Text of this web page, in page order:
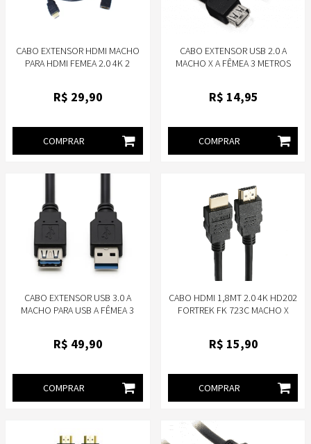
CABO EXTENSOR HDMI MACHO
PARA HDMI FEMEA 2.0 4K 2
R$ 29,90
COMPRAR
CABO EXTENSOR USB 2.0 A
MACHO X A FÊMEA 3 METROS
R$ 14,95
COMPRAR
CABO EXTENSOR USB 3.0 A
MACHO PARA USB A FÊMEA 3
R$ 49,90
COMPRAR
CABO HDMI 1,8MT 2.0 4K HD202
FORTREK FK 723C MACHO X
R$ 15,90
COMPRAR